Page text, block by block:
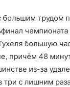
большим трудом
большую
причём 48
из-за
три с лишним